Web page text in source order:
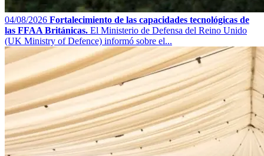
04/08/2026 Fortalecimiento de las capacidades tecnológicas de
las FFAA Británicas. El Ministerio de Defensa del Reino Unido
(UK Ministry of Defence) informó sobre el...